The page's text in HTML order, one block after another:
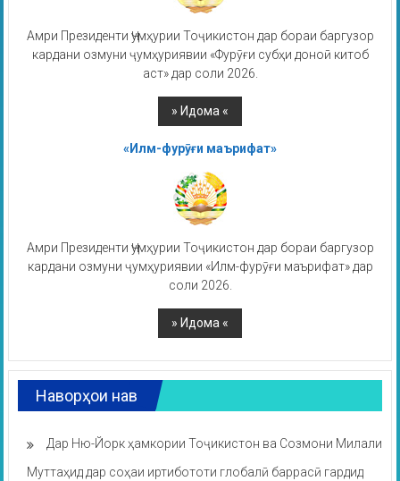
Амри Президенти Ҷумҳурии Тоҷикистон дар бораи баргузор
кардани озмуни ҷумҳуриявии «Фурӯғи субҳи доноӣ китоб
аст» дар соли 2026.
«Илм-фурӯғи маърифат»
Амри Президенти Ҷумҳурии Тоҷикистон дар бораи баргузор
кардани озмуни ҷумҳуриявии «Илм-фурӯғи маърифат» дар
соли 2026.
Наворҳои нав
Дар Ню-Йорк ҳамкории Тоҷикистон ва Созмони Милали
Муттаҳид дар соҳаи иртибототи глобалӣ баррасӣ гардид